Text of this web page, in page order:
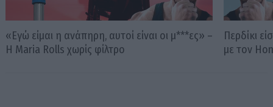
«Εγώ είμαι η ανάπηρη, αυτοί είναι οι μ***ες» –
Η Maria Rolls χωρίς φίλτρο
Περδίκι
με τον